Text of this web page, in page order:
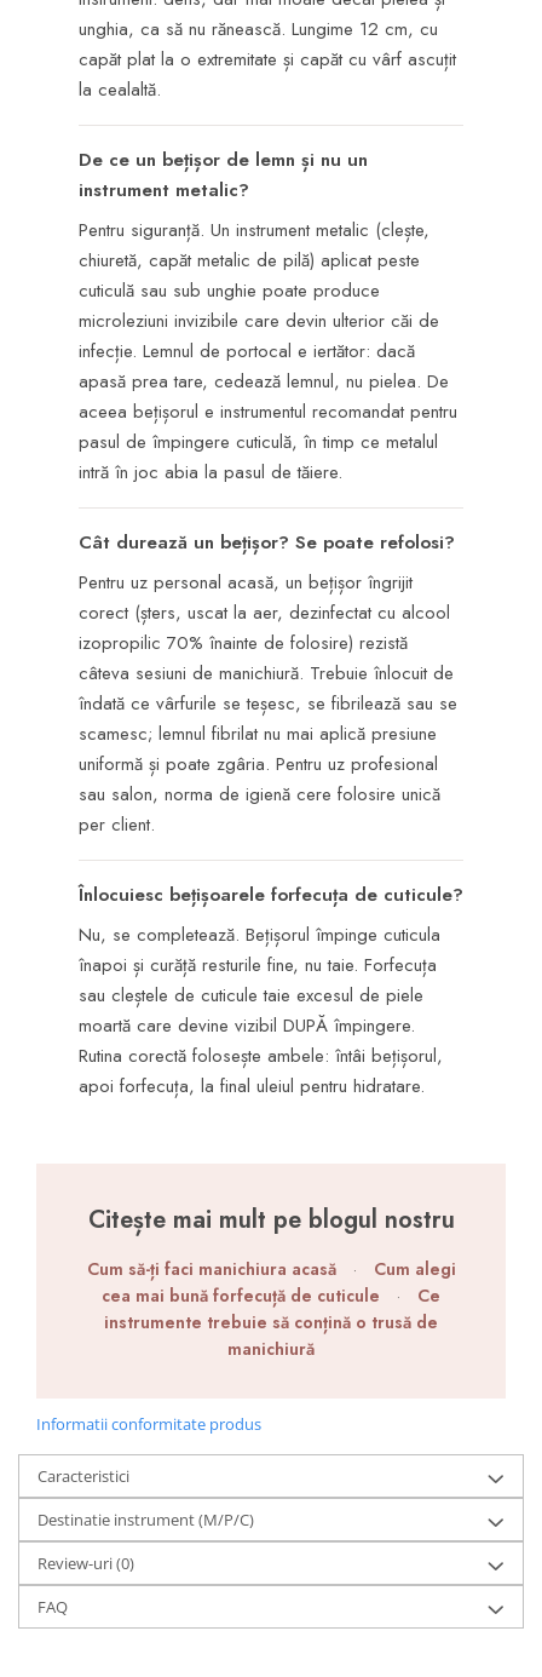
unghia, ca să nu rănească. Lungime 12 cm, cu
capăt plat la o extremitate și capăt cu vârf ascuțit
la cealaltă.
De ce un bețișor de lemn și nu un
instrument metalic?
Pentru siguranță. Un instrument metalic (clește,
chiuretă, capăt metalic de pilă) aplicat peste
cuticulă sau sub unghie poate produce
microleziuni invizibile care devin ulterior căi de
infecție. Lemnul de portocal e iertător: dacă
apasă prea tare, cedează lemnul, nu pielea. De
aceea bețișorul e instrumentul recomandat pentru
pasul de împingere cuticulă, în timp ce metalul
intră în joc abia la pasul de tăiere.
Cât durează un bețișor? Se poate refolosi?
Pentru uz personal acasă, un bețișor îngrijit
corect (șters, uscat la aer, dezinfectat cu alcool
izopropilic 70% înainte de folosire) rezistă
câteva sesiuni de manichiură. Trebuie înlocuit de
îndată ce vârfurile se teșesc, se fibrilează sau se
scamesc; lemnul fibrilat nu mai aplică presiune
uniformă și poate zgâria. Pentru uz profesional
sau salon, norma de igienă cere folosire unică
per client.
Înlocuiesc bețișoarele forfecuța de cuticule?
Nu, se completează. Bețișorul împinge cuticula
înapoi și curăță resturile fine, nu taie. Forfecuța
sau cleștele de cuticule taie excesul de piele
moartă care devine vizibil DUPĂ împingere.
Rutina corectă folosește ambele: întâi bețișorul,
apoi forfecuța, la final uleiul pentru hidratare.
Citește mai mult pe blogul nostru
Cum să-ți faci manichiura acasă ·
Cum alegi
cea mai bună forfecuță de cuticule
·
Ce
instrumente trebuie să conțină o trusă de
manichiură
Informatii conformitate produs
Caracteristici
Destinatie instrument (M/P/C)
Review-uri(0)
FAQ